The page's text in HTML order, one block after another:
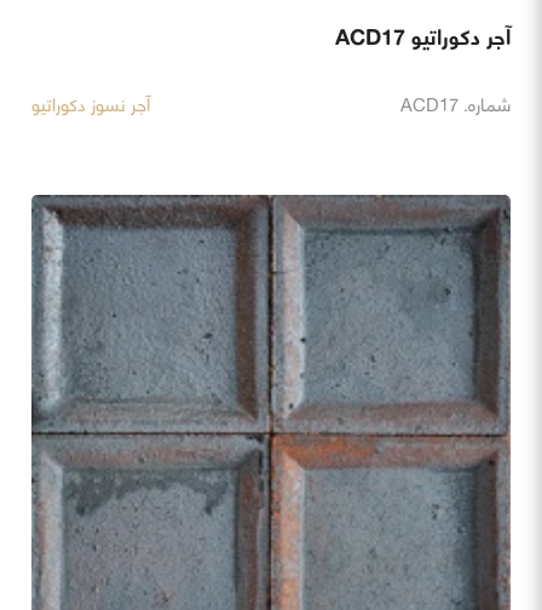
آجر دکوراتیو ACD17
شماره. ACD17 آجر نسوز دکوراتیو